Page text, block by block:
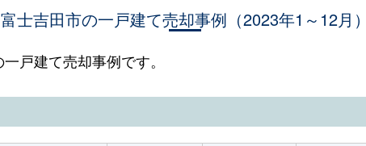
富士吉田市の一戸建て売却事例（2023年1～12月）
戸建て売却事例です。